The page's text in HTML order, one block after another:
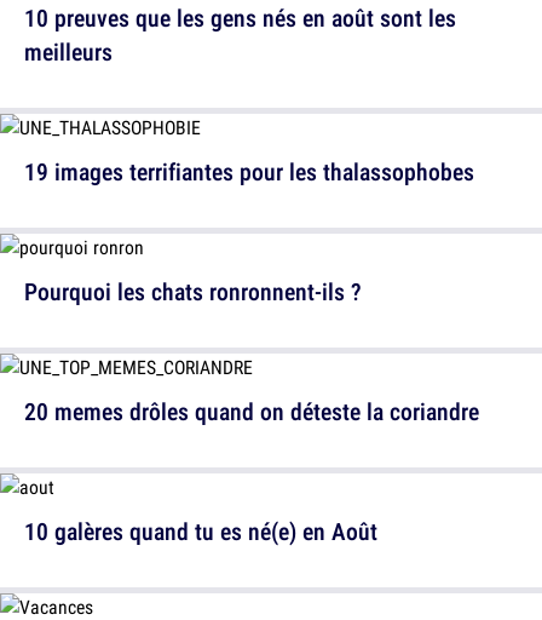
10 preuves que les gens nés en août sont les
meilleurs
Pourquoi les chats ronronnent-ils ?
10 galères quand tu es né(e) en Août
19 images terrifiantes pour les thalassophobes
20 memes drôles quand on déteste la coriandre